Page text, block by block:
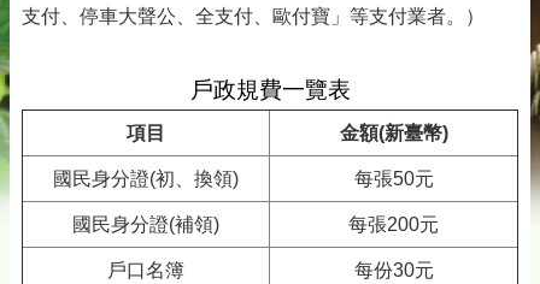
項目 金額(新臺幣)
支付、停車大聲公、全支付、歐付寶」等支付業者。）
戶政規費一覽表
國民身分證(初、換領) 每張50元
國民身分證(補領) 每張200元
戶口名簿 每份30元